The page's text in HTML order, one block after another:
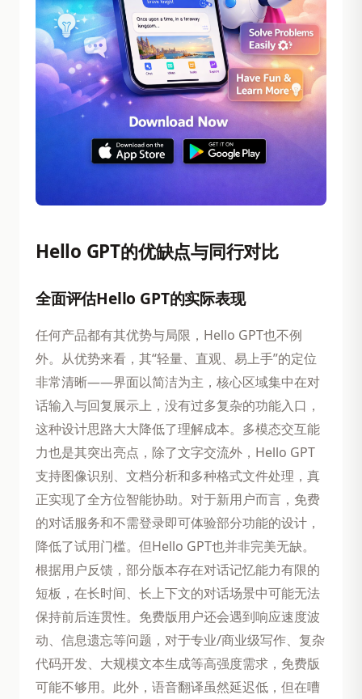
Hello GPT的优缺点与同行对比
全面评估Hello GPT的实际表现
任何产品都有其优势与局限，Hello GPT也不例
外。从优势来看，其“轻量、直观、易上手”的定位
非常清晰——界面以简洁为主，核心区域集中在对
话输入与回复展示上，没有过多复杂的功能入口，
这种设计思路大大降低了理解成本。多模态交互能
力也是其突出亮点，除了文字交流外，Hello GPT
支持图像识别、文档分析和多种格式文件处理，真
正实现了全方位智能协助。对于新用户而言，免费
的对话服务和不需登录即可体验部分功能的设计，
降低了试用门槛。但Hello GPT也并非完美无缺。
根据用户反馈，部分版本存在对话记忆能力有限的
短板，在长时间、长上下文的对话场景中可能无法
保持前后连贯性。免费版用户还会遇到响应速度波
动、信息遗忘等问题，对于专业/商业级写作、复杂
代码开发、大规模文本生成等高强度需求，免费版
可能不够用。此外，语音翻译虽然延迟低，但在嘈